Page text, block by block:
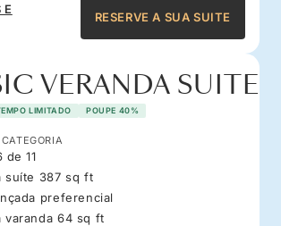
E
RESERVE A SUA SUITE
VERANDA SUITE
LIMITADO POUPE 40%
de 11
suíte 387 sq ft
preferencial
varanda 64 sq ft